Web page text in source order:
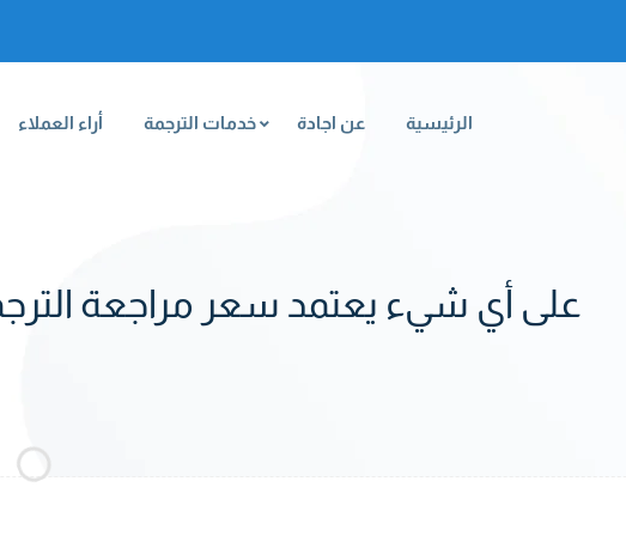
الرئيسية عن اجادة خدمات الترجمة أراء العملاء
على أي شيء يعتمد سعر مراجعة